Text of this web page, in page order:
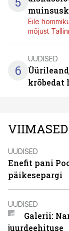
Eile
mõjust
6
UUDISED
krõbedat
UUDISED
Enefit pani
päikesepargi
UUDISED
Galerii:
juurdeehituse